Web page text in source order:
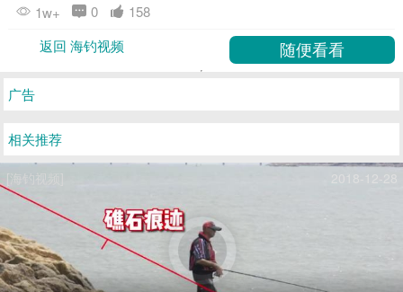
1w+ 0
158
返回 海钓视频
广告
相关推荐
[海钓视频]